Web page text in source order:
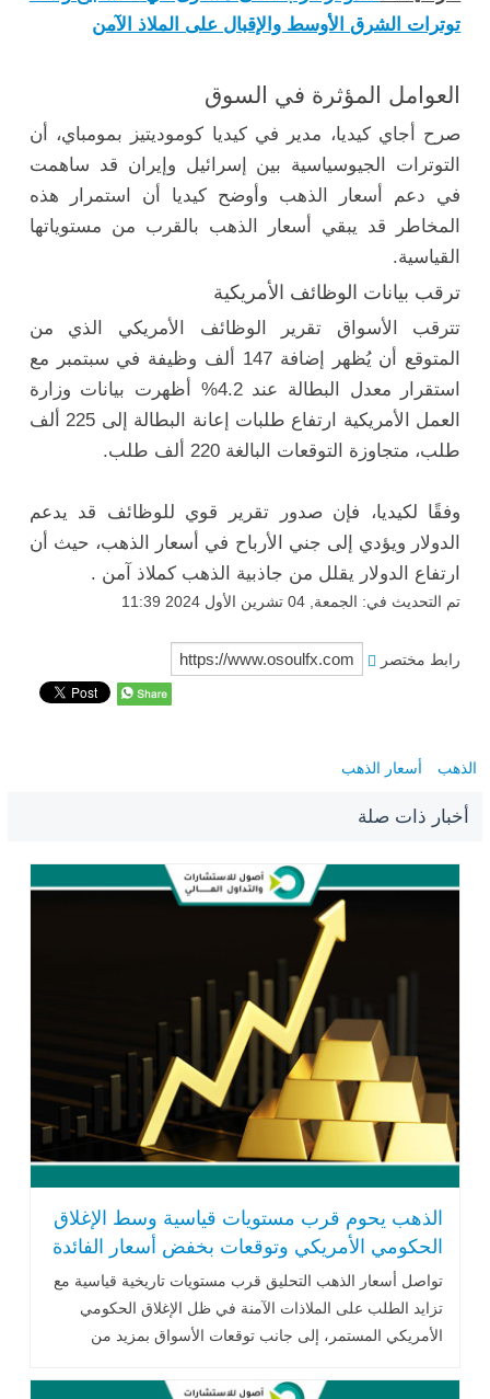
توترات الشرق الأوسط والإقبال على الملاذ الآمن
العوامل المؤثرة في السوق
صرح أجاي كيديا، مدير في كيديا كوموديتيز بمومباي، أن
التوترات الجيوسياسية بين إسرائيل وإيران قد ساهمت
في دعم أسعار الذهب وأوضح كيديا أن استمرار هذه
المخاطر قد يبقي أسعار الذهب بالقرب من مستوياتها
القياسية.
ترقب بيانات الوظائف الأمريكية
تترقب الأسواق تقرير الوظائف الأمريكي الذي من
المتوقع أن يُظهر إضافة 147 ألف وظيفة في سبتمبر مع
استقرار معدل البطالة عند 4.2% أظهرت بيانات وزارة
العمل الأمريكية ارتفاع طلبات إعانة البطالة إلى 225 ألف
طلب، متجاوزة التوقعات البالغة 220 ألف طلب.
وفقًا لكيديا، فإن صدور تقرير قوي للوظائف قد يدعم
الدولار ويؤدي إلى جني الأرباح في أسعار الذهب، حيث أن
ارتفاع الدولار يقلل من جاذبية الذهب كملاذ آمن .
تم التحديث في: الجمعة, 04 تشرين الأول 2024 11:39
رابط مختصر
الذهب أسعار الذهب
أخبار ذات صلة
الذهب يحوم قرب مستويات قياسية وسط الإغلاق
الحكومي الأمريكي وتوقعات بخفض أسعار الفائدة
تواصل أسعار الذهب التحليق قرب مستويات تاريخية قياسية مع
تزايد الطلب على الملاذات الآمنة في ظل الإغلاق الحكومي
الأمريكي المستمر، إلى جانب توقعات الأسواق بمزيد من